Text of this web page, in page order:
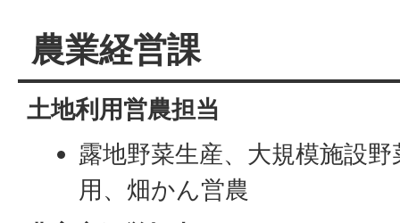
農業経営課
土地利用営農担当
露地野菜生産、大規模施設
用、畑かん営農